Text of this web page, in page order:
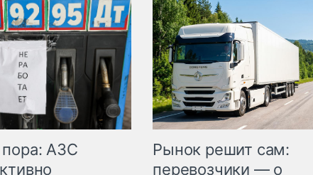
АЗС
Рынок решит сам:
перевозчики — о